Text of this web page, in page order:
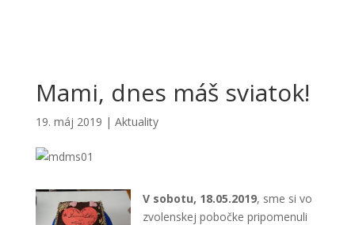
Mami, dnes máš sviatok!
19. máj 2019 | Aktuality
V sobotu, 18.05.2019, sme si vo
zvolenskej pobočke pripomenuli